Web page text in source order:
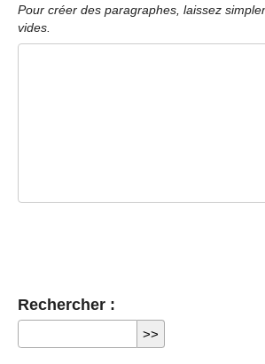
Pour créer des paragraphes, laissez
vides.
Rechercher :